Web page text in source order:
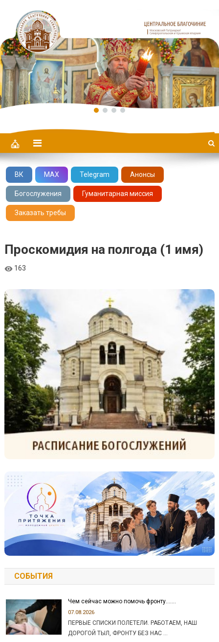
Центральное Благочиние
ВК MAX Telegram Анонсы
Богослужения Гуманитарная миссия
Заказать требы
Проскомидия на полгода (1 имя)
163
СОБЫТИЯ
Чем сейчас можно помочь фронту…….
07.08.2026
ПЕРВЫЕ СПИСКИ ПОЛЕТЕЛИ. РАБОТАЕМ, НАШ
ДОРОГОЙ ТЫЛ, ФРОНТУ БЕЗ НАС …